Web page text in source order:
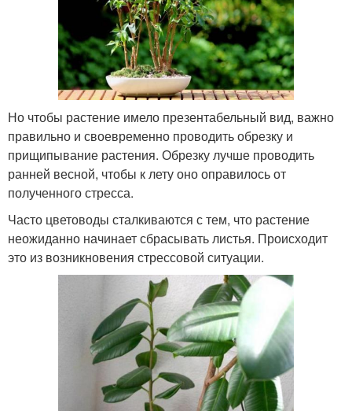
Но чтобы растение имело презентабельный вид, важно
правильно и своевременно проводить обрезку и
прищипывание растения. Обрезку лучше проводить
ранней весной, чтобы к лету оно оправилось от
полученного стресса.
Часто цветоводы сталкиваются с тем, что растение
неожиданно начинает сбрасывать листья. Происходит
это из возникновения стрессовой ситуации.